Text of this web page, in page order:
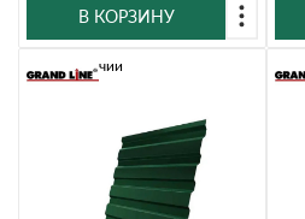
В КОРЗИНУ
В наличии